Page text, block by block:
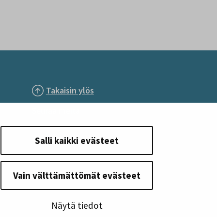
Salli kaikki evästeet
Vain välttämättömät evästeet
Näytä tiedot
Takaisin ylös